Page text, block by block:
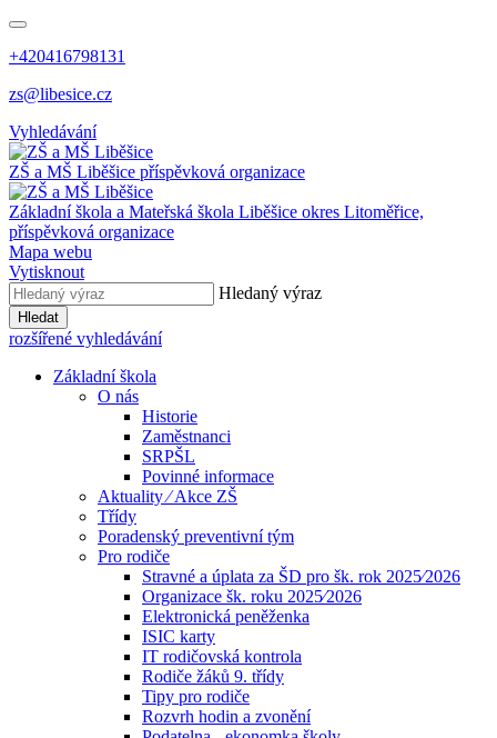
+420416798131
zs@libesice.cz
Vyhledávání
ZŠ a MŠ Liběšice příspěvková organizace
Základní škola a Mateřská škola Liběšice okres Litoměřice,
příspěvková organizace
Mapa webu
Vytisknout
Hledaný výraz
Hledat
rozšířené vyhledávání
Základní škola
O nás
Historie
Zaměstnanci
SRPŠL
Povinné informace
Aktuality ⁄ Akce ZŠ
Třídy
Poradenský preventivní tým
Pro rodiče
Stravné a úplata za ŠD pro šk. rok 2025⁄2026
Organizace šk. roku 2025⁄2026
Elektronická peněženka
ISIC karty
IT rodičovská kontrola
Rodiče žáků 9. třídy
Tipy pro rodiče
Rozvrh hodin a zvonění